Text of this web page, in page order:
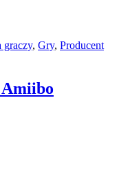
graczy, Gry, Producent